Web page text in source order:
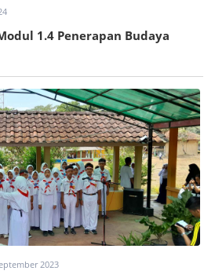
1.4 Penerapan Budaya
2023